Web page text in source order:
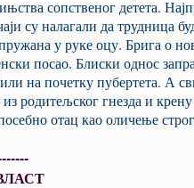
сопственог детета.
су налагали да трудница
у руке оцу. Брига о
посао. Блиски однос
на почетку пубертета. А
родитељског гнезда и
отац као оличење